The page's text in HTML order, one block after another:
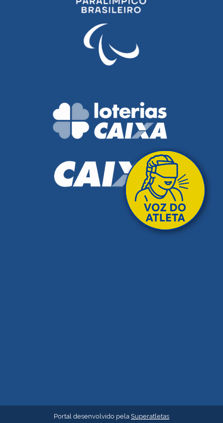
Portal desenvolvido pela Superatletas